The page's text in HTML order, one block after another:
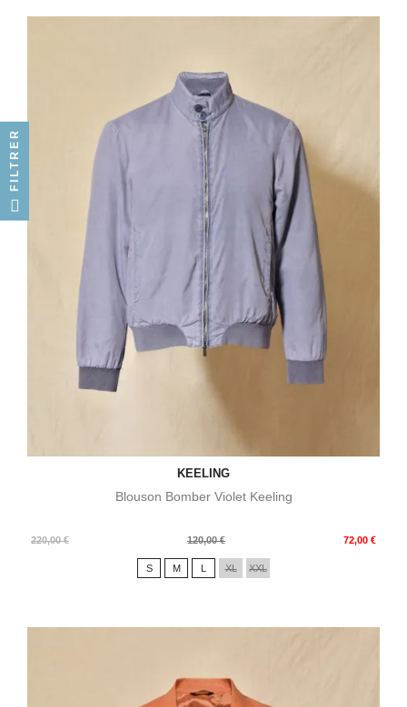
KEELING
Blouson Bomber Violet Keeling
220,00 €
Prix
120,00 € 72,00 €
Prix
S M L XL XXL
FILTRER